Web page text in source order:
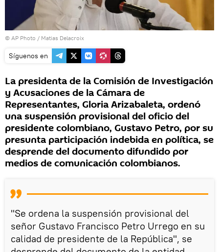
© AP Photo / Matias Delacroix
Síguenos en
La presidenta de la Comisión de Investigación
y Acusaciones de la Cámara de
Representantes, Gloria Arizabaleta, ordenó
una suspensión provisional del oficio del
presidente colombiano, Gustavo Petro, por su
presunta participación indebida en política, se
desprende del documento difundido por
medios de comunicación colombianos.
"Se ordena la suspensión provisional del
señor Gustavo Francisco Petro Urrego en su
calidad de presidente de la República", se